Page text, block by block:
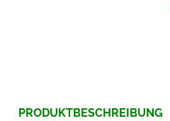
PRODUKTBESCHREIBUNG